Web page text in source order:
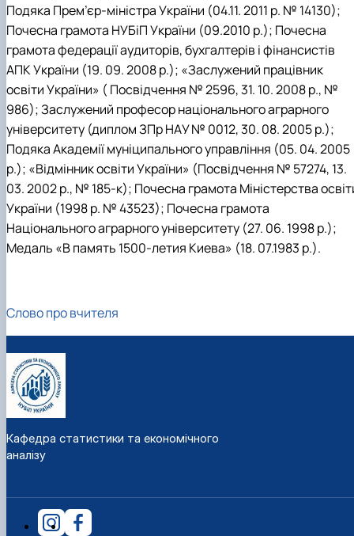
Подяка Прем’єр-міністра України (04.11. 2011 р. № 14130);
Почесна грамота НУБіП України (09.2010 р.); Почесна
грамота федерації аудиторів, бухгалтерів і фінансистів
АПК України (19. 09. 2008 р.); «Заслужений працівник
освіти України» ( Посвідчення № 2596, 31. 10. 2008 р., №
986); Заслужений професор національного аграрного
університету (диплом ЗПр НАУ № 0012, 30. 08. 2005 р.);
Подяка Академії муніципального управління (05. 04. 2005
р.); «Відмінник освіти України» (Посвідчення № 57274, 13.
03. 2002 р., № 185-к); Почесна грамота Міністерства
України (1998 р. № 43523); Почесна грамота
Національного аграрного університету (27. 06. 1998 р.);
Медаль «В память 1500-летия Киева» (18. 07.1983 р.).
Слово про вчителя
Кафедра статистики та економічного
аналізу